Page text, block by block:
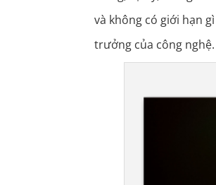
và không có giới hạn
trưởng của công nghệ.